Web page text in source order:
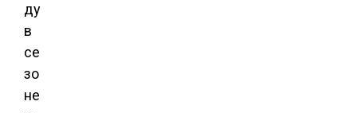
ду
в
се
зо
не